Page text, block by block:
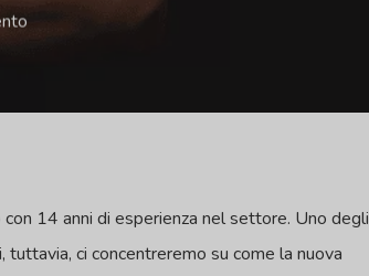
14 anni di esperienza nel settore. Uno degli
ci concentreremo su come la nuova